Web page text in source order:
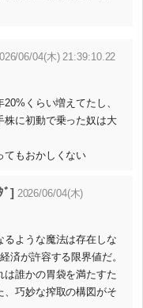
06/04(木) 21:39:10.22
くらい増えてたし、
株に初動で乗った奴は大
てもおかしくない
ﾞ] 2026/06/04(木)
るような魔法は存在しな
済が許容する限界値だ。
誰かの胃袋を満たすた
巧妙な搾取の構図がそ